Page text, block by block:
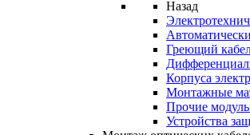
Назад
Греющий
Корпуса
Монтажные
Прочие
Устройства